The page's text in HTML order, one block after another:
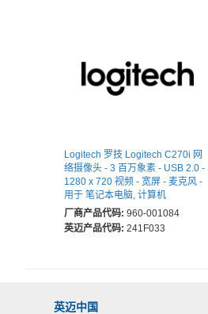
Logitech 罗技 Logitech C270i 网
络摄像头 - 3 百万象素 - USB 2.0 -
1280 x 720 视频 - 宽屏 - 麦克风 -
用于 笔记本电脑, 计算机
厂商产品代码: 960-001084
英迈产品代码: 241F033
英迈中国